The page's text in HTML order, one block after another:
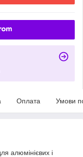
Оплата Умови
алюмінієвих і